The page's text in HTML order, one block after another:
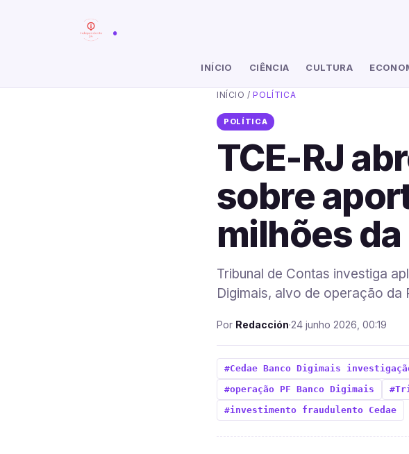
.
INÍCIO CIÊNCIA CULTURA
INÍCIO /POLÍTICA
POLÍTICA
TCE-RJ
sobre
milhões da
Tribunal de Contas investiga
Digimais, alvo de operação da
Por Redacción·24 junho 2026, 00:19
#Cedae Banco Digimais
#operação PF Banco Digimais
#investimento fraudulento Cedae